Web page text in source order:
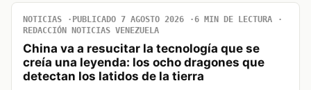
NOTICIAS PUBLICADO 7 AGOSTO 2026
6 MIN DE LECTURA
REDACCIÓN NOTICIAS VENEZUELA
China va a resucitar la tecnología que se
creía una leyenda: los ocho dragones que
detectan los latidos de la tierra